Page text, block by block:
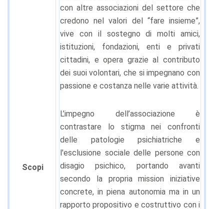
con altre associazioni del settore che
credono nel valori del “fare insieme”,
vive con il sostegno di molti amici,
istituzioni, fondazioni, enti e privati
cittadini, e opera grazie al contributo
dei suoi volontari, che si impegnano con
passione e costanza nelle varie attività.
Scopi
L’impegno dell’associazione è
contrastare lo stigma nei confronti
delle patologie psichiatriche e
l'esclusione sociale delle persone con
disagio psichico, portando avanti
secondo la propria mission iniziative
concrete, in piena autonomia ma in un
rapporto propositivo e costruttivo con i